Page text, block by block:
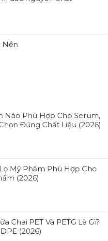
Nền
Nào Phù Hợp Cho Serum,
Đúng Chất Liệu (2026)
Mỹ Phẩm Phù Hợp Cho
(2026)
Chai PET Và PETG Là Gì?
(2026)